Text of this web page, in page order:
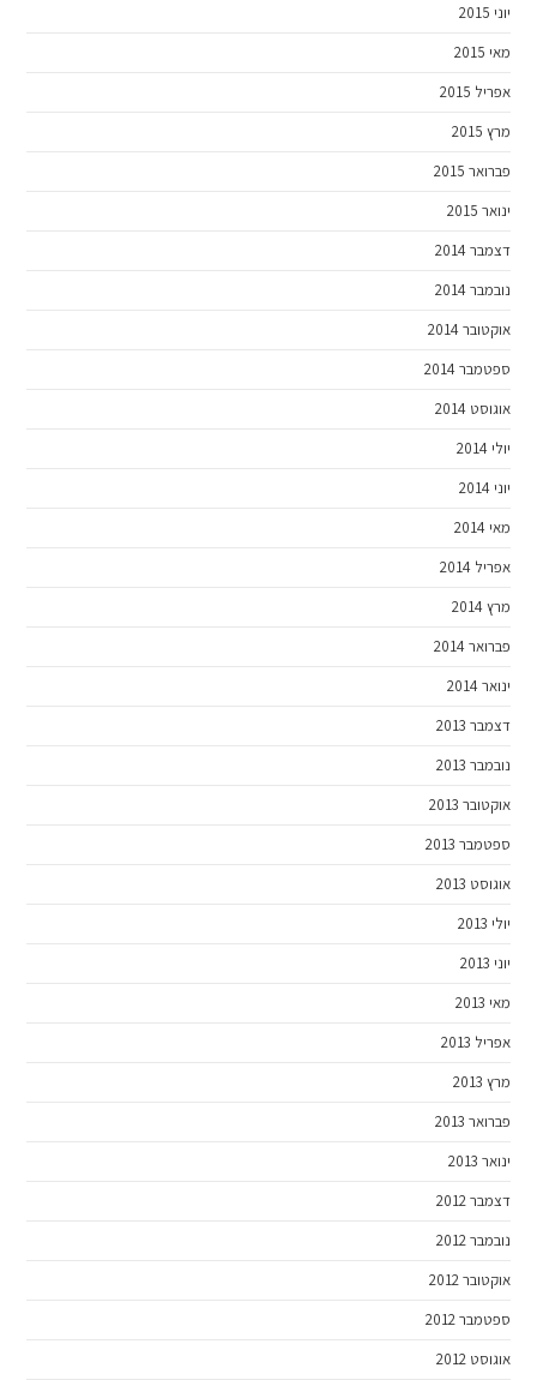
יוני 2015
מאי 2015
אפריל 2015
מרץ 2015
פברואר 2015
ינואר 2015
דצמבר 2014
נובמבר 2014
אוקטובר 2014
ספטמבר 2014
אוגוסט 2014
יולי 2014
יוני 2014
מאי 2014
אפריל 2014
מרץ 2014
פברואר 2014
ינואר 2014
דצמבר 2013
נובמבר 2013
אוקטובר 2013
ספטמבר 2013
אוגוסט 2013
יולי 2013
יוני 2013
מאי 2013
אפריל 2013
מרץ 2013
פברואר 2013
ינואר 2013
דצמבר 2012
נובמבר 2012
אוקטובר 2012
ספטמבר 2012
אוגוסט 2012